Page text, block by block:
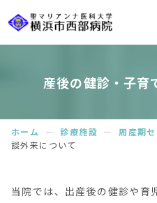
産後の健診・子育
ホーム ー 診療施設 ー 周産期
談外来について
当院では、出産後の健診や育